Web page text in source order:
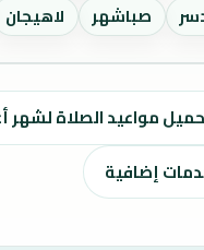
صباشهر لاهيجان
مواعيد الصلاة لشهر أغسطس ٢٠٢٦ /
إضافية